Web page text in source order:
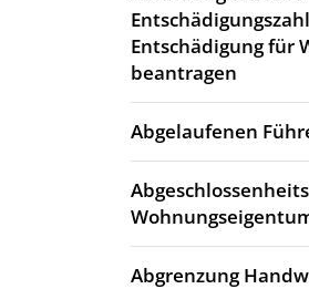
Entschädigung für
beantragen
Abgelaufenen
Abgrenzung